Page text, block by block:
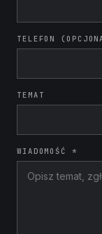
TELEFON
TEMAT
WIADOMOŚĆ *